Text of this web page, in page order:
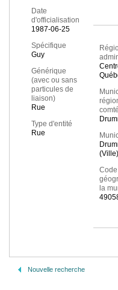
Date
d'officialisation
1987-06-25
Spécifique
Guy
Générique
(avec ou sans
particules de
liaison)
Rue
Type d'entité
Rue
(Ville)
Code
la
Nouvelle recherche